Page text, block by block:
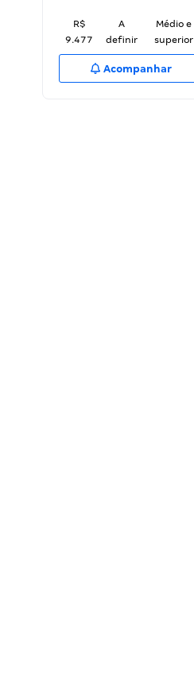
R$
9.477
A
definir
Médio e
superior
Acompanhar